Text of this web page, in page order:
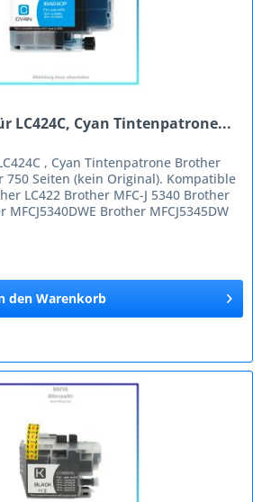
LC424C, Cyan Tintenpatrone...
, Cyan Tintenpatrone Brother
Seiten (kein Original). Kompatible
LC422 Brother MFC-J 5340 Brother
MFCJ5340DWE Brother MFCJ5345DW
den Warenkorb